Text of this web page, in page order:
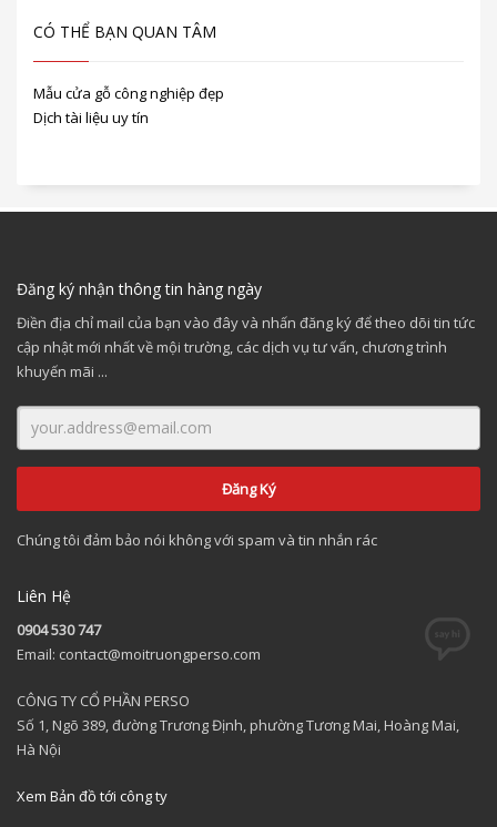
CÓ THỂ BẠN QUAN TÂM
Mẫu cửa gỗ công nghiệp đẹp
Dịch tài liệu uy tín
Đăng ký nhận thông tin hàng ngày
Điền địa chỉ mail của bạn vào đây và nhấn đăng ký để theo dõi tin tức
cập nhật mới nhất về mội trường, các dịch vụ tư vấn, chương trình
khuyến mãi ...
Chúng tôi đảm bảo nói không với spam và tin nhắn rác
Liên Hệ
0904 530 747
Email: contact@moitruongperso.com
CÔNG TY CỔ PHẦN PERSO
Số 1, Ngõ 389, đường Trương Định, phường Tương Mai, Hoàng Mai,
Hà Nội
Xem Bản đồ tới công ty